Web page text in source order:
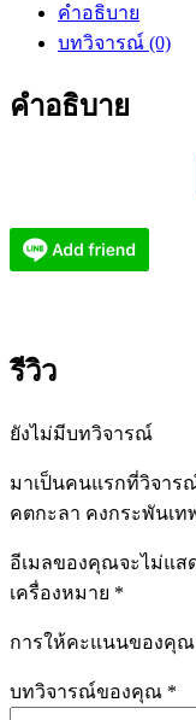
คำอธิบาย
บทวิจารณ์ (0)
คำอธิบาย
รีวิว
ยังไม่มีบทวิจารณ์
มาเป็นคนแรกที่วิจาร
คตกะลา คงกระพันเท
อีเมลของคุณจะไม่แส
เครื่องหมาย *
การให้คะแนนของคุณ
บทวิจารณ์ของคุณ *